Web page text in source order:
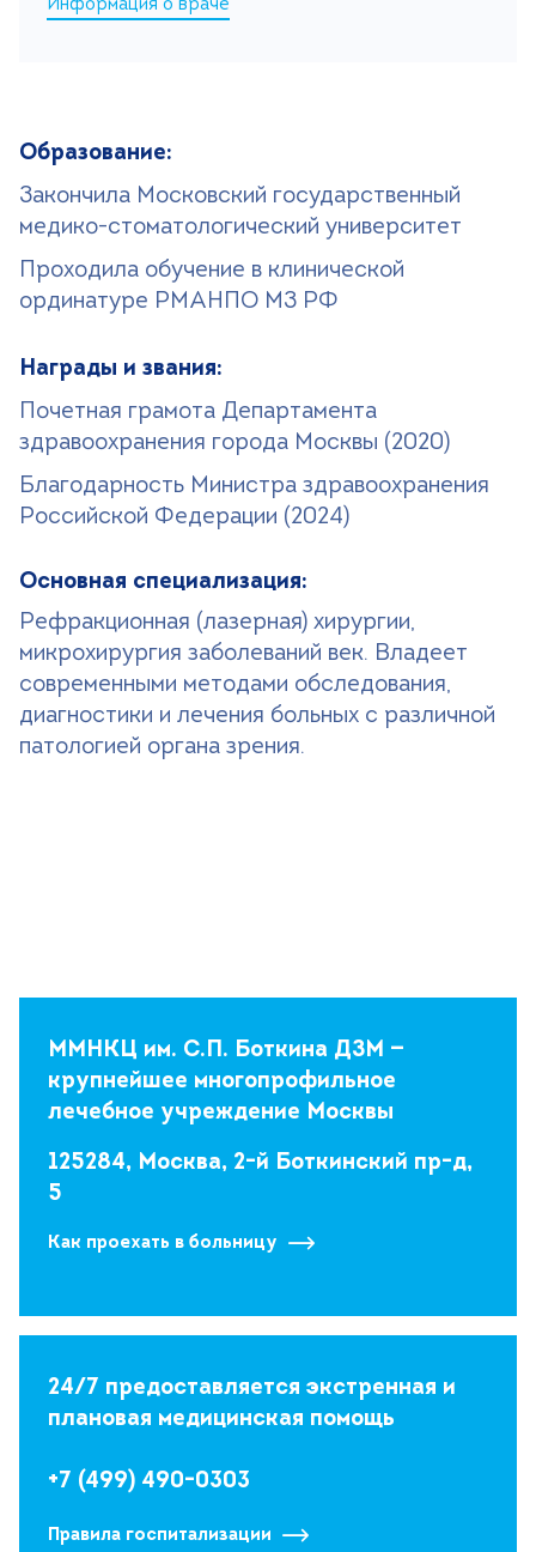
+7 (499) 490-03-03
+7 (800) 600-31-41
Записаться на прием
Информация о враче
Образование:
Закончила Московский государственный
медико-стоматологический университет
Проходила обучение в клинической
ординатуре РМАНПО МЗ РФ
Награды и звания:
Почетная грамота Департамента
здравоохранения города Москвы (2020)
Благодарность Министра здравоохранения
Российской Федерации (2024)
Основная специализация:
Рефракционная (лазерная) хирургии,
микрохирургия заболеваний век. Владеет
современными методами обследования,
диагностики и лечения больных с различной
патологией органа зрения.
ММНКЦ им. С.П. Боткина ДЗМ —
крупнейшее многопрофильное
лечебное учреждение Москвы
125284, Москва, 2-й Боткинский пр-д,
5
Как проехать в больницу
24/7 предоставляется экстренная и
плановая медицинская помощь
+7 (499) 490-0303
Правила госпитализации